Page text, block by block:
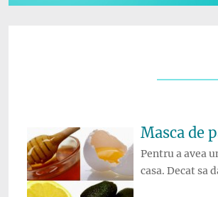
Masca de
Pentru a avea
casa. Decat sa